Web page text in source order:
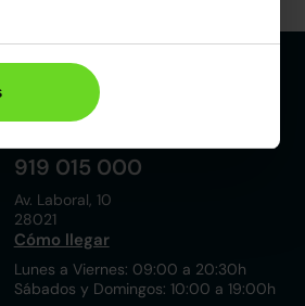
919 015 000
Av. Laboral, 10
28021
Cómo llegar
Lunes a Viernes: 09:00 a 20:30h
Sábados y Domingos: 10:00 a 19:00h